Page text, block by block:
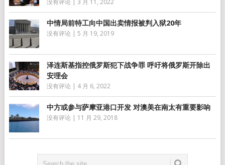
没有评论 | 3 月 11, 2022
中情局前特工向中国出卖情报被判入狱20年
没有评论 | 5 月 19, 2019
泽连斯基指控俄罗斯犯下战争罪 呼吁将俄罗斯开除出
安理会
没有评论 | 4 月 6, 2022
中方或参与萨摩亚港口开发 对澳美在南太有重要影响
没有评论 | 11 月 29, 2018